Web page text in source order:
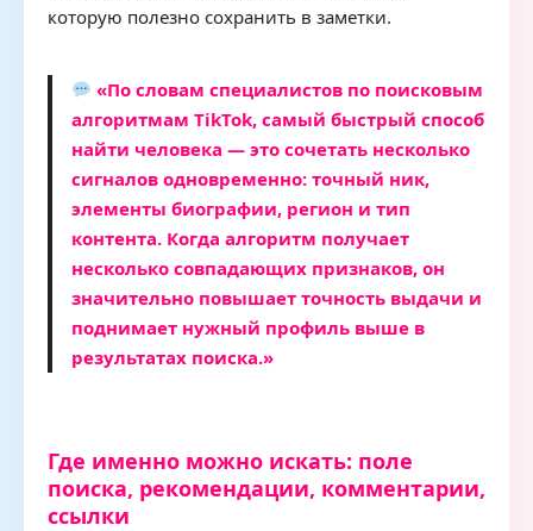
которую полезно сохранить в заметки.
«По словам специалистов по поисковым
алгоритмам TikTok, самый быстрый способ
найти человека — это сочетать несколько
сигналов одновременно: точный ник,
элементы биографии, регион и тип
контента. Когда алгоритм получает
несколько совпадающих признаков, он
значительно повышает точность выдачи и
поднимает нужный профиль выше в
результатах поиска.»
Где именно можно искать: поле
поиска, рекомендации, комментарии,
ссылки